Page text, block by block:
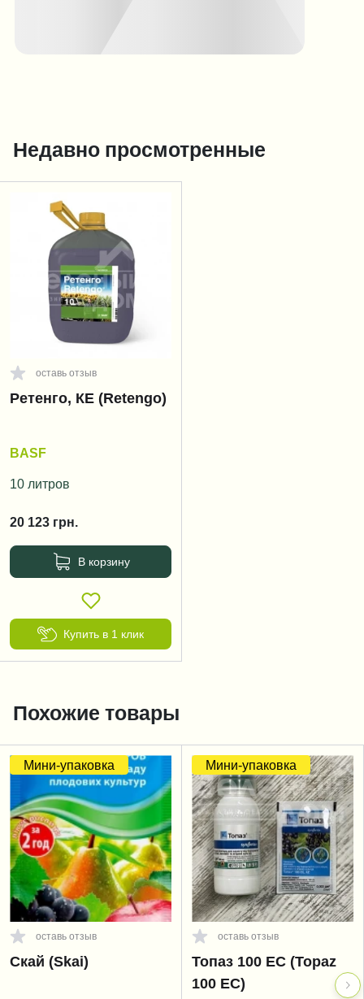
Недавно просмотренные
оставь отзыв
Ретенго, КЕ (Retengo)
BASF
10 литров
20 123 грн.
В корзину
Купить в 1 клик
Похожие товары
Мини-упаковка
оставь отзыв
Скай (Skai)
Мини-упаковка
оставь отзыв
Топаз 100 EC (Topaz
100 EC)